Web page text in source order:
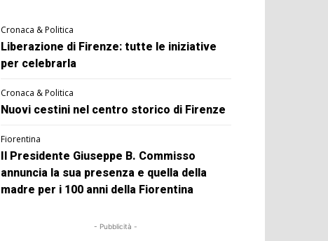
Cronaca & Politica
Liberazione di Firenze: tutte le iniziative
per celebrarla
Cronaca & Politica
Nuovi cestini nel centro storico di Firenze
Fiorentina
Il Presidente Giuseppe B. Commisso
annuncia la sua presenza e quella della
madre per i 100 anni della Fiorentina
- Pubblicità -